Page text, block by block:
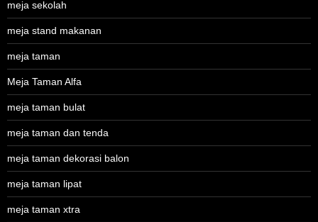
meja sekolah
meja stand makanan
meja taman
Meja Taman Alfa
meja taman bulat
meja taman dan tenda
meja taman dekorasi balon
meja taman lipat
meja taman xtra